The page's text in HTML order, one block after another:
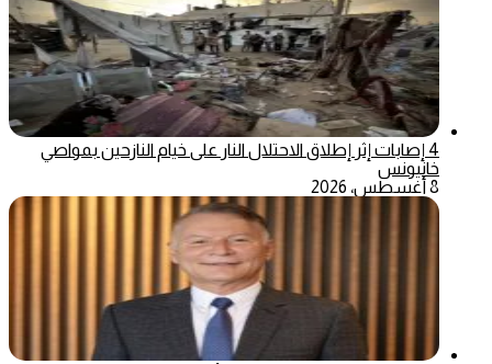
4 إصابات إثر إطلاق الاحتلال النار على خيام النازحين بمواصي
خانيونس
8 أغسطس، 2026